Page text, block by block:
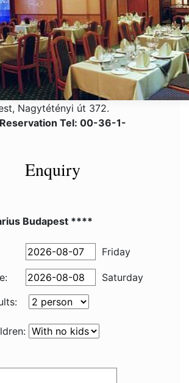
Nagytétényi út 372.
Tel: 00-36-1-
Enquiry
Budapest ****
Friday
Saturday